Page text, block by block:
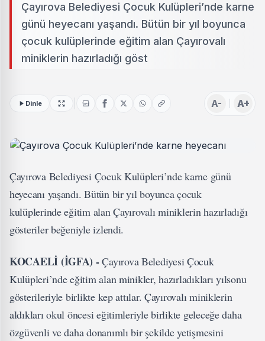
Çayırova Belediyesi Çocuk Kulüpleri’nde karne
günü heyecanı yaşandı. Bütün bir yıl boyunca
çocuk kulüplerinde eğitim alan Çayırovalı
miniklerin hazırladığı göst
Dinle A- A+
Çayırova Belediyesi Çocuk Kulüpleri’nde karne günü
heyecanı yaşandı. Bütün bir yıl boyunca çocuk
kulüplerinde eğitim alan Çayırovalı miniklerin hazırladığı
gösteriler beğeniyle izlendi.
KOCAELİ (İGFA) -Çayırova Belediyesi Çocuk
Kulüpleri’nde eğitim alan minikler, hazırladıkları yılsonu
gösterileriyle birlikte kep attılar. Çayırovalı miniklerin
aldıkları okul öncesi eğitimleriyle birlikte geleceğe daha
özgüvenli ve daha donanımlı bir şekilde yetişmesini